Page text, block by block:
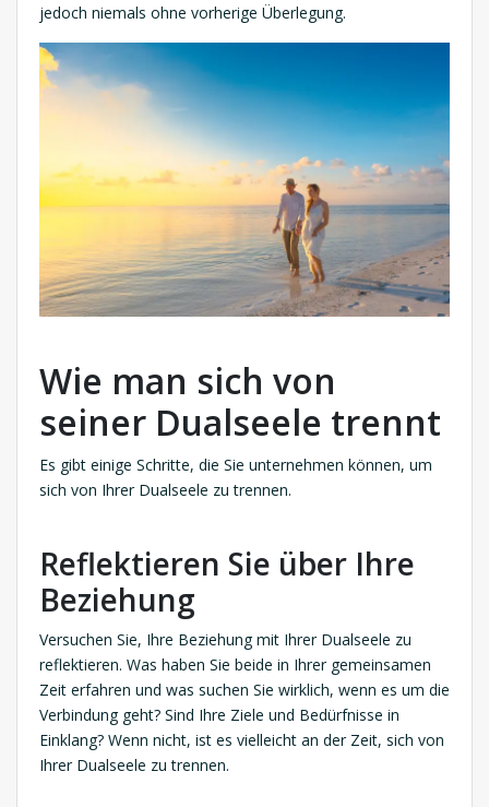
jedoch niemals ohne vorherige Überlegung.
Wie man sich von
seiner Dualseele trennt
Es gibt einige Schritte, die Sie unternehmen können, um
sich von Ihrer Dualseele zu trennen.
Reflektieren Sie über Ihre
Beziehung
Versuchen Sie, Ihre Beziehung mit Ihrer Dualseele zu
reflektieren. Was haben Sie beide in Ihrer gemeinsamen
Zeit erfahren und was suchen Sie wirklich, wenn es um die
Verbindung geht? Sind Ihre Ziele und Bedürfnisse in
Einklang? Wenn nicht, ist es vielleicht an der Zeit, sich von
Ihrer Dualseele zu trennen.